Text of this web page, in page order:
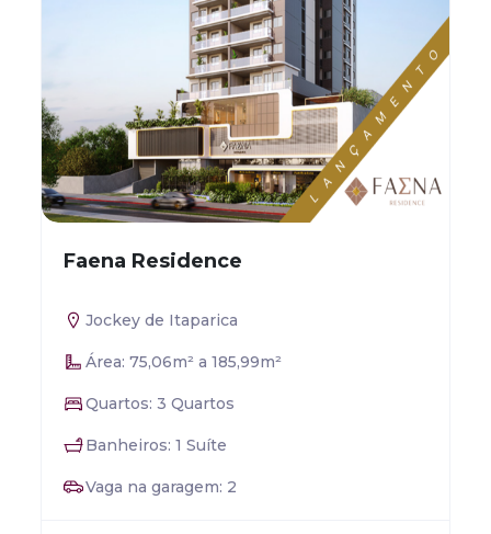
Faena Residence
Jockey de Itaparica
Área: 75,06m² a 185,99m²
Quartos: 3 Quartos
Banheiros: 1 Suíte
Vaga na garagem: 2